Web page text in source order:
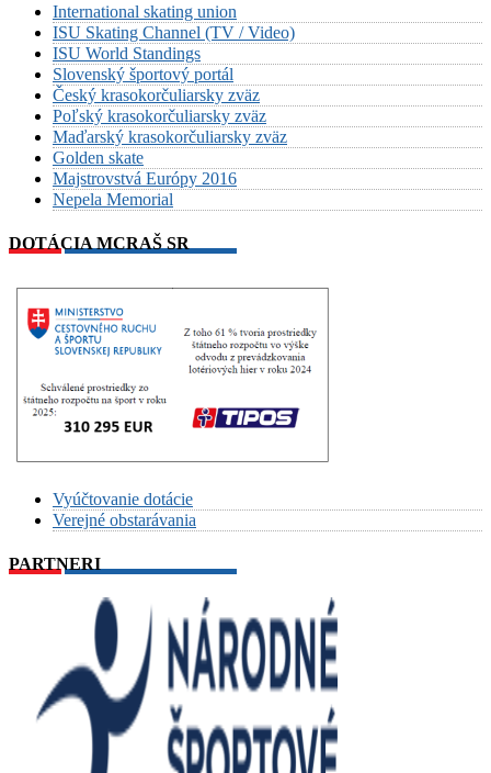
International skating union
ISU Skating Channel (TV / Video)
ISU World Standings
Slovenský športový portál
Český krasokorčuliarsky zväz
Poľský krasokorčuliarsky zväz
Maďarský krasokorčuliarsky zväz
Golden skate
Majstrovstvá Európy 2016
Nepela Memorial
DOTÁCIA MCRAŠ SR
Vyúčtovanie dotácie
Verejné obstarávania
PARTNERI